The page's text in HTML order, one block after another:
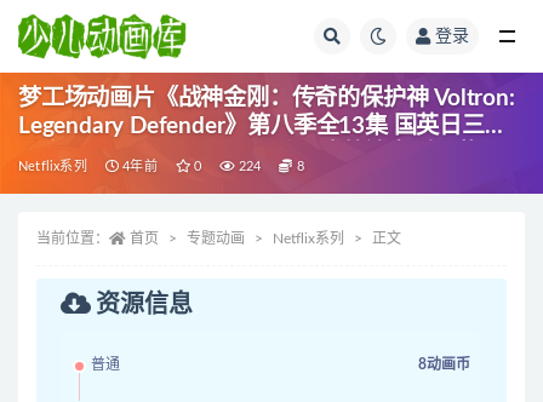
登录
梦工场动画片《战神金刚：传奇的保护神 Voltron:
Legendary Defender》第八季全13集 国英日三语
三字 1080P/MP4/8.78G 动画片战神金刚下载
Netflix系列 4年前 0 224 8
当前位置： 首页 专题动画 Netflix系列 正文
资源信息
普通 8动画币